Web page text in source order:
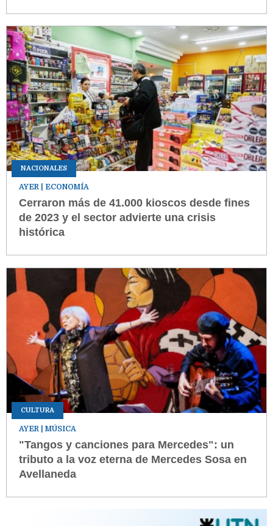
NACIONALES
AYER | ECONOMÍA
Cerraron más de 41.000 kioscos desde fines
de 2023 y el sector advierte una crisis
histórica
CULTURA
AYER | MÚSICA
"Tangos y canciones para Mercedes": un
tributo a la voz eterna de Mercedes Sosa en
Avellaneda